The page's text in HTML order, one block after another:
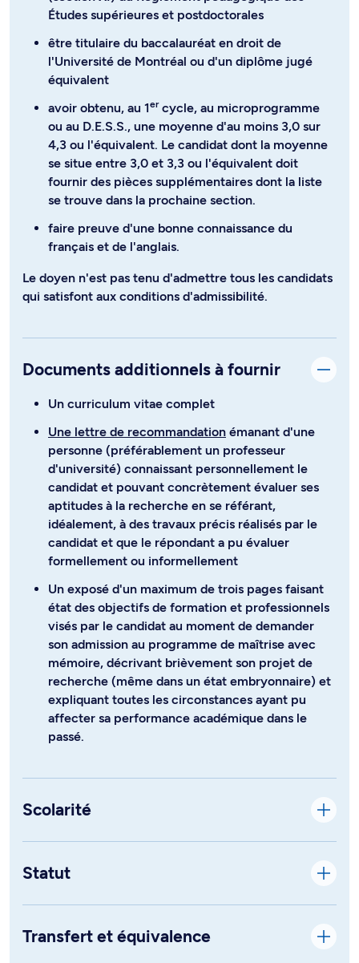
Études supérieures et postdoctorales
être titulaire du baccalauréat en droit de
l'Université de Montréal ou d'un diplôme jugé
équivalent
avoir obtenu, au 1ercycle, au microprogramme
ou au D.E.S.S., une moyenne d'au moins 3,0 sur
4,3 ou l'équivalent. Le candidat dont la moyenne
se situe entre 3,0 et 3,3 ou l'équivalent doit
fournir des pièces supplémentaires dont la liste
se trouve dans la prochaine section.
faire preuve d'une bonne connaissance du
français et de l'anglais.
Le doyen n'est pas tenu d'admettre tous les candidats
qui satisfont aux conditions d'admissibilité.
Documents additionnels à fournir
Un curriculum vitae complet
Une lettre de recommandation émanant d'une
personne (préférablement un professeur
d'université) connaissant personnellement le
candidat et pouvant concrètement évaluer ses
aptitudes à la recherche en se référant,
idéalement, à des travaux précis réalisés par le
candidat et que le répondant a pu évaluer
formellement ou informellement
Un exposé d'un maximum de trois pages faisant
état des objectifs de formation et professionnels
visés par le candidat au moment de demander
son admission au programme de maîtrise avec
mémoire, décrivant brièvement son projet de
recherche (même dans un état embryonnaire) et
expliquant toutes les circonstances ayant pu
affecter sa performance académique dans le
passé.
Scolarité
Statut
Transfert et équivalence